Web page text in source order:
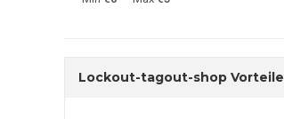
Lockout-tagout-shop Vorteile